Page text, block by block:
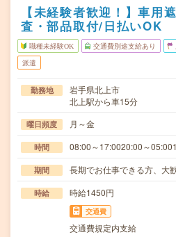
【未経験者歓迎！】車用
査・部品取付/日払いOK
職種未経験OK 交通費別途支給あり
派遣
勤務地
岩手県北上市
北上駅から車15分
曜日頻度 月～金
時間 08:00～17:0020:00～
期間 長期でお仕事できる方、大
時給 時給1450円
交通費
交通費規定内支給